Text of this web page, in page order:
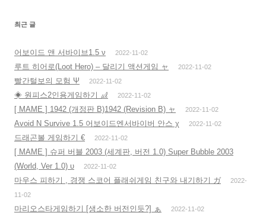
최근 글
어보이드 앤 서바이브1.5 ν 2022-11-02
루트 히어로(Loot Hero) – 달리기 액션게임 ャ 2022-11-02
빨간털보의 모험 Ψ 2022-11-02
◈ 원피스2인용게임하기 ㎕ 2022-11-02
[ MAME ] 1942 (개정판 B)1942 (Revision B) ャ 2022-11-02
Avoid N Survive 1.5 어보이드엔서바이버 안스 χ 2022-11-02
드래곤볼 게임하기 € 2022-11-02
[ MAME ] 슈퍼 버블 2003 (세계판, 버전 1.0) Super Bubble 2003
(World, Ver 1.0) υ
2022-11-02
마우스 피하기 , 경쟁 스코어 플래쉬게임 친구와 내기하기 ガ
2022-
11-02
마리오스타게임하기 [생소한 버전인듯?] ぁ 2022-11-02